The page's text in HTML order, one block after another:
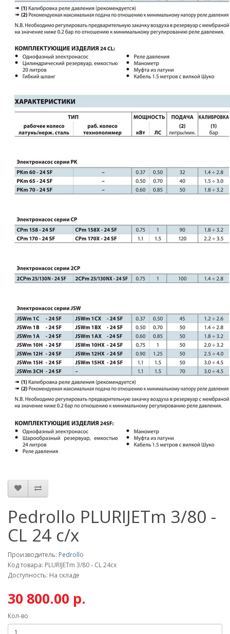
Pedrollo PLURIJETm 3/80 -
CL 24 с/х
Производитель: Pedrollo
Код товара: PLURIJETm 3/80 - CL 24cx
Доступность: На складе
30 800.00 р.
Кол-во